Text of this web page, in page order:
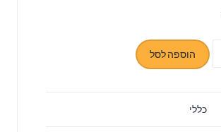
LCD+מגע
הוספה לסל
כללי